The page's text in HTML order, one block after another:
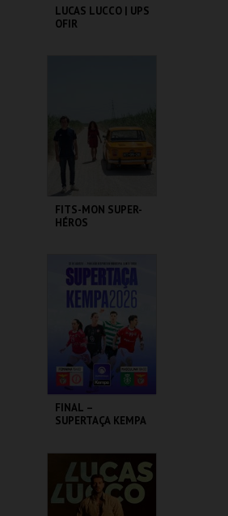
LUCAS LUCCO | UPS
OFIR
COMPRAR
FITS-MON SUPER-
HÉROS
FÓRUM LUÍSA TODI
MAIS INFO
COMPRAR
FINAL –
SUPERTAÇA KEMPA
PAV. DESP. SANTO
MAIS INFO